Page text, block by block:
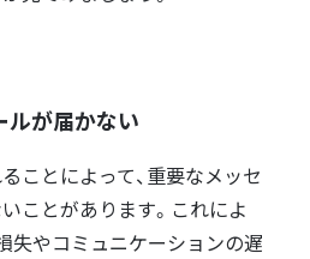
ルが届かない
ことによって、重要なメッセ
ことがあります。これによ
失やコミュニケーションの遅